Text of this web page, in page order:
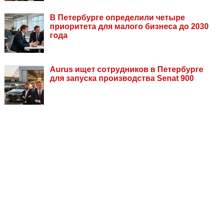
В Петербурге определили четыре
приоритета для малого бизнеса до 2030
года
Aurus ищет сотрудников в Петербурге
для запуска производства Senat 900